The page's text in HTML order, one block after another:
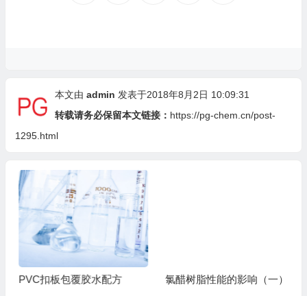
本文由 admin 发表于2018年8月2日 10:09:31
转载请务必保留本文链接： https://pg-chem.cn/post-
1295.html
PVC扣板包覆胶水配方 氯醋树脂性能的影响（一）